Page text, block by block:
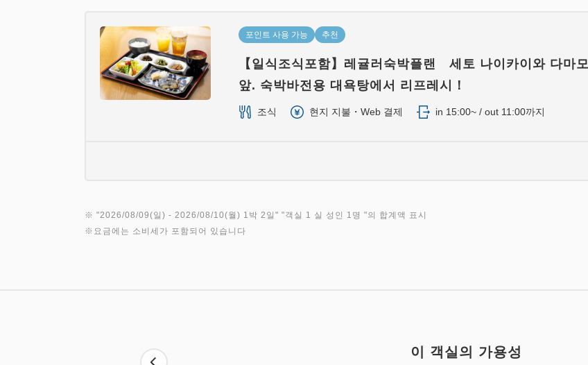
포인트 사용 가능 추천
【일식조식포함】레귤러숙박플랜 세토 나이카이와 다마
앞. 숙박바전용 대욕탕에서 리프레시！
조식 현지 지불・Web 결제 in 15:00~ / out 11:00까지
※ "2026/08/09(일) - 2026/08/10(월) 1박 2일 " "객실 1 실 성인 1명 "의 합계액 표시
※요금에는 소비세가 포함되어 있습니다
이 객실의 가용성